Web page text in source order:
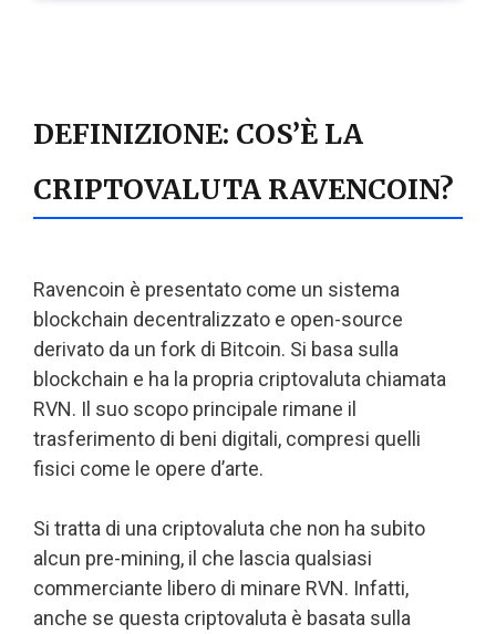
DEFINIZIONE: COS’È LA
CRIPTOVALUTA RAVENCOIN?
Ravencoin è presentato come un sistema
blockchain decentralizzato e open-source
derivato da un fork di Bitcoin. Si basa sulla
blockchain e ha la propria criptovaluta chiamata
RVN. Il suo scopo principale rimane il
trasferimento di beni digitali, compresi quelli
fisici come le opere d’arte.
Si tratta di una criptovaluta che non ha subito
alcun pre-mining, il che lascia qualsiasi
commerciante libero di minare RVN. Infatti,
anche se questa criptovaluta è basata sulla